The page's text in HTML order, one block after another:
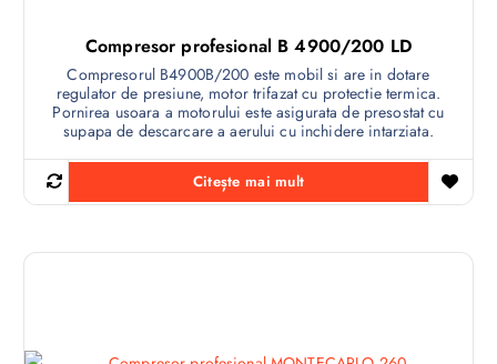
Compresor profesional B 4900/200 LD
Compresorul B4900B/200 este mobil si are in dotare
regulator de presiune, motor trifazat cu protectie termica.
Pornirea usoara a motorului este asigurata de presostat cu
supapa de descarcare a aerului cu inchidere intarziata.
Citește mai mult